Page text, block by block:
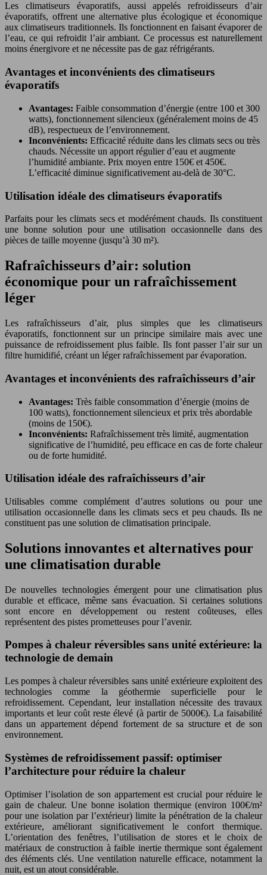
Les climatiseurs évaporatifs, aussi appelés refroidisseurs d’air
évaporatifs, offrent une alternative plus écologique et économique
aux climatiseurs traditionnels. Ils fonctionnent en faisant évaporer de
l’eau, ce qui refroidit l’air ambiant. Ce processus est naturellement
moins énergivore et ne nécessite pas de gaz réfrigérants.
Avantages et inconvénients des climatiseurs
évaporatifs
Avantages: Faible consommation d’énergie (entre 100 et 300
watts), fonctionnement silencieux (généralement moins de 45
dB), respectueux de l’environnement.
Inconvénients: Efficacité réduite dans les climats secs ou très
chauds. Nécessite un apport régulier d’eau et augmente
l’humidité ambiante. Prix moyen entre 150€ et 450€.
L’efficacité diminue significativement au-delà de 30°C.
Utilisation idéale des climatiseurs évaporatifs
Parfaits pour les climats secs et modérément chauds. Ils constituent
une bonne solution pour une utilisation occasionnelle dans des
pièces de taille moyenne (jusqu’à 30 m²).
Rafraîchisseurs d’air: solution
économique pour un rafraîchissement
léger
Les rafraîchisseurs d’air, plus simples que les climatiseurs
évaporatifs, fonctionnent sur un principe similaire mais avec une
puissance de refroidissement plus faible. Ils font passer l’air sur un
filtre humidifié, créant un léger rafraîchissement par évaporation.
Avantages et inconvénients des rafraîchisseurs d’air
Avantages: Très faible consommation d’énergie (moins de
100 watts), fonctionnement silencieux et prix très abordable
(moins de 150€).
Inconvénients: Rafraîchissement très limité, augmentation
significative de l’humidité, peu efficace en cas de forte chaleur
ou de forte humidité.
Utilisation idéale des rafraîchisseurs d’air
Utilisables comme complément d’autres solutions ou pour une
utilisation occasionnelle dans les climats secs et peu chauds. Ils ne
constituent pas une solution de climatisation principale.
Solutions innovantes et alternatives pour
une climatisation durable
De nouvelles technologies émergent pour une climatisation plus
durable et efficace, même sans évacuation. Si certaines solutions
sont encore en développement ou restent coûteuses, elles
représentent des pistes prometteuses pour l’avenir.
Pompes à chaleur réversibles sans unité extérieure: la
technologie de demain
Les pompes à chaleur réversibles sans unité extérieure exploitent des
technologies comme la géothermie superficielle pour le
refroidissement. Cependant, leur installation nécessite des travaux
importants et leur coût reste élevé (à partir de 5000€). La faisabilité
dans un appartement dépend fortement de sa structure et de son
environnement.
Systèmes de refroidissement passif: optimiser
l’architecture pour réduire la chaleur
Optimiser l’isolation de son appartement est crucial pour réduire le
gain de chaleur. Une bonne isolation thermique (environ 100€/m²
pour une isolation par l’extérieur) limite la pénétration de la chaleur
extérieure, améliorant significativement le confort thermique.
L’orientation des fenêtres, l’utilisation de stores et le choix de
matériaux de construction à faible inertie thermique sont également
des éléments clés. Une ventilation naturelle efficace, notamment la
nuit, est un atout considérable.